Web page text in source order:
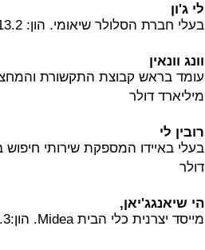
לי ג'ון
בעלי חברת הסלולר שיאומי. הון: 13.2 מיליארד דולר
וונג וונאין
מיליארד דולר
רובין לי
דולר
הי שיאנגג'יאן,
מייסד יצרנית כלי הבית Midea. הון:9.3 מיליארד דולר